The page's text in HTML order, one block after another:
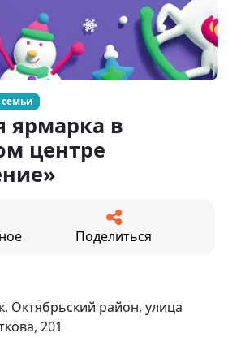
ярмарка в
центре
Поделиться
Октябрьский район, улица
201